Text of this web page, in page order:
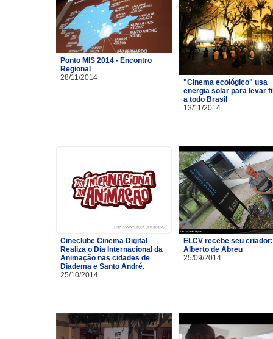
Ponto MIS 2014 - Encontro
Regional
28/11/2014
"Cinema ecológico" usa
energia solar para levar
a todo Brasil
13/11/2014
Cineclube Cinema Digital
Realiza o Dia Internacional da
Animação nas cidades de
Diadema e Santo André.
25/10/2014
ELCV recebe seu
Alberto de Abreu
25/09/2014